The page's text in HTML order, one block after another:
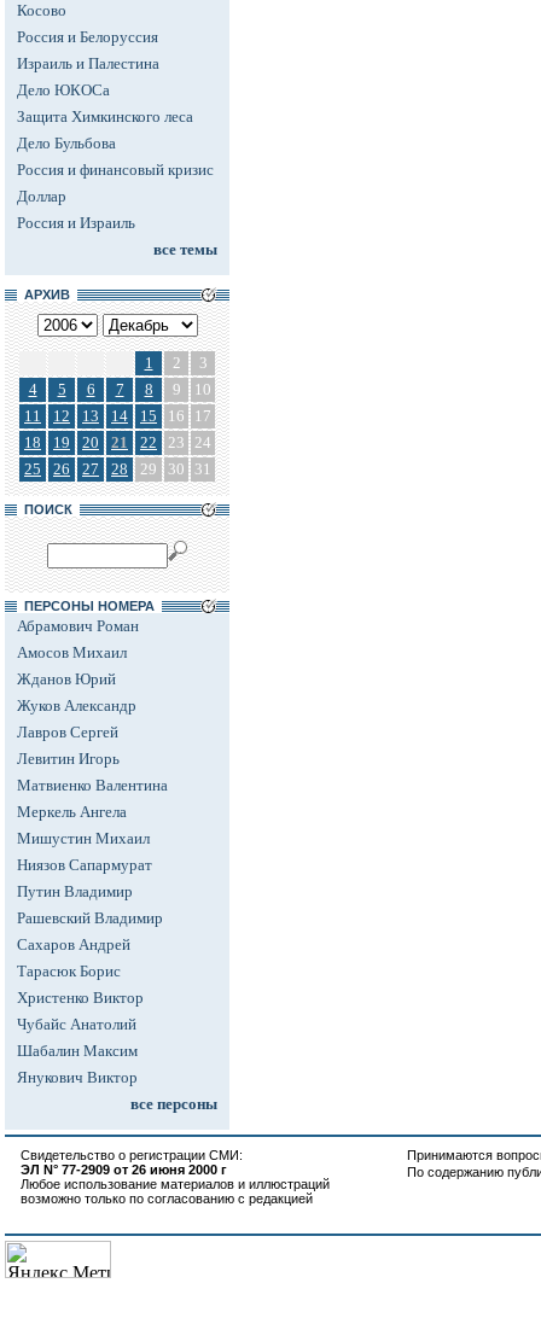
Косово
Россия и Белоруссия
Израиль и Палестина
Дело ЮКОСа
Защита Химкинского леса
Дело Бульбова
Россия и финансовый кризис
Доллар
Россия и Израиль
все темы
АРХИВ
1 2
3
4
5 6 7 8 9
10
11
12 13 14 15 16
17
18
19 20 21 22 23 24
25
26 27 28 29 30 31
ПОИСК
ПЕРСОНЫ НОМЕРА
Абрамович Роман
Амосов Михаил
Жданов Юрий
Жуков Александр
Лавров Сергей
Левитин Игорь
Матвиенко Валентина
Меркель Ангела
Мишустин Михаил
Ниязов Сапармурат
Путин Владимир
Рашевский Владимир
Сахаров Андрей
Тарасюк Борис
Христенко Виктор
Чубайс Анатолий
Шабалин Максим
Янукович Виктор
все персоны
Свидетельство о регистрации СМИ:
ЭЛ N° 77-2909 от 26 июня 2000 г
Любое использование материалов и иллюстраций
возможно только по согласованию с редакцией
Принимаются
По содержанию